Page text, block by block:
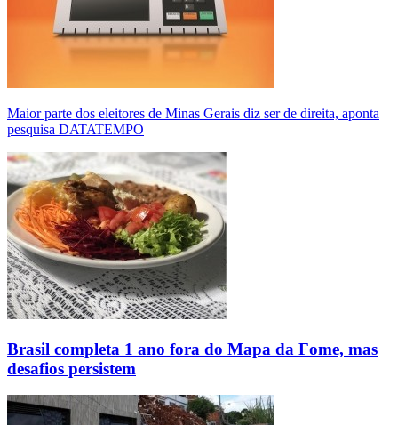
Maior parte dos eleitores de Minas Gerais diz ser de direita, aponta
pesquisa DATATEMPO
Brasil completa 1 ano fora do Mapa da Fome, mas
desafios persistem